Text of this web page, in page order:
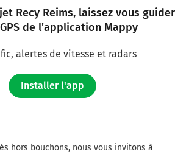
Recy Reims, laissez vous guider
de l'application Mappy
alertes de vitesse et radars
Installer l'app
hors bouchons, nous vous invitons à